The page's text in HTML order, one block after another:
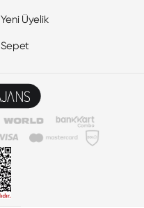
Yeni Üyelik
Sepet